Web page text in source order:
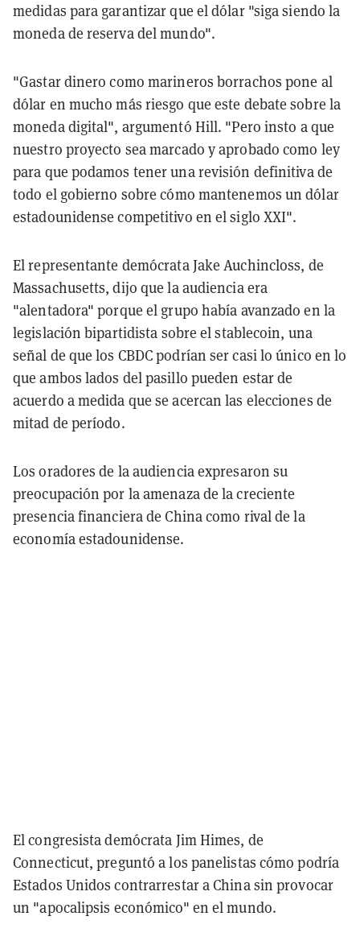
medidas para garantizar que el dólar "siga siendo la
moneda de reserva del mundo".
"Gastar dinero como marineros borrachos pone al
dólar en mucho más riesgo que este debate sobre la
moneda digital", argumentó Hill. "Pero insto a que
nuestro proyecto sea marcado y aprobado como ley
para que podamos tener una revisión definitiva de
todo el gobierno sobre cómo mantenemos un dólar
estadounidense competitivo en el siglo XXI".
El representante demócrata Jake Auchincloss, de
Massachusetts, dijo que la audiencia era
"alentadora" porque el grupo había avanzado en la
legislación bipartidista sobre el stablecoin, una
señal de que los CBDC podrían ser casi lo único en lo
que ambos lados del pasillo pueden estar de
acuerdo a medida que se acercan las elecciones de
mitad de período.
Los oradores de la audiencia expresaron su
preocupación por la amenaza de la creciente
presencia financiera de China como rival de la
economía estadounidense.
El congresista demócrata Jim Himes, de
Connecticut, preguntó a los panelistas cómo podría
Estados Unidos contrarrestar a China sin provocar
un "apocalipsis económico" en el mundo.